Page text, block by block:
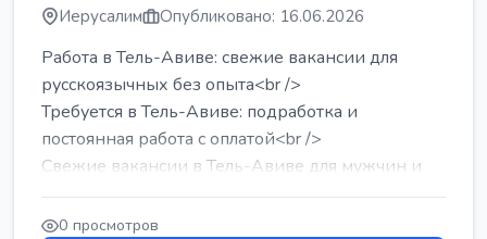
Иерусалим Опубликовано: 16.06.2026
Работа в Тель-Авиве: свежие вакансии для
русскоязычных без опыта<br />
Требуется в Тель-Авиве: подработка и
постоянная работа с оплатой<br />
Свежие вакансии в Тель-Авиве для мужчин и
женщин от хозя...
0 просмотров